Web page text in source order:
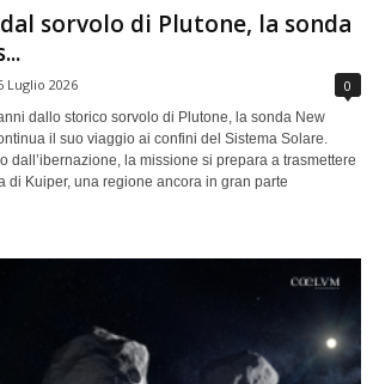
sorvolo di Plutone, la sonda
Luglio 2026 0
dallo storico sorvolo di Plutone, la sonda New
il suo viaggio ai confini del Sistema Solare.
dall’ibernazione, la missione si prepara a trasmettere
di Kuiper, una regione ancora in gran parte